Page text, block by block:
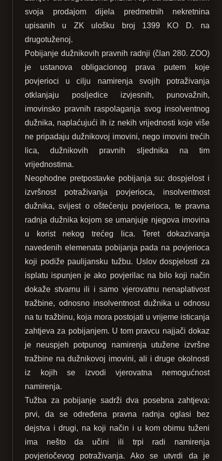
svoja prodajom dijela predmetnih nekretnina
upisanih u ZK ulošku broj 1399 KO D. na
drugotuženoj.
Pobijanje dužnikovih pravnih radnji (član 280. ZOO)
je ustanova obligacionog prava putem koje
povjerioci u cilju namirenja svojih potraživanja
otklanjaju posljedice izvjesnih, punovažnih,
imovinsko pravnih raspolaganja svog insolventnog
dužnika, naplaćujući ih iz nekih vrijednosti koje više
ne pripadaju dužnikovoj imovini, nego imovini trećih
lica, dužnikovih pravnih sljednika na tim
vrijednostima.
Neophodne pretpostavke pobijanja su: dospjelost i
izvršnost potraživanja povjerioca, insolventnost
dužnika, svijest o oštećenju povjerioca, te pravna
radnja dužnika kojom se umanjuje njegova imovina
u korist nekog trećeg lica. Teret dokazivanja
navedenih elemenata pobijanja pada na povjerioca
koji podiže paulijansku tužbu. Uslov dospjelosti za
isplatu ispunjen je ako povjerilac na bilo koji način
dokaže stvarnu ili i samo vjerovatnu nenaplativost
tražbine, odnosno insolventnost dužnika u odnosu
na tu tražbinu, koja mora postojati u vrijeme isticanja
zahtjeva za pobijanjem. U tom pravcu najjači dokaz
je neuspjeh potpunog namirenja utužene izvršne
tražbine na dužnikovoj imovini, ali i druge okolnosti
iz kojih se izvodi vjerovatna nemogućnost
namirenja.
Tužba za pobijanje sadrži dva posebna zahtjeva:
prvi, da se određena pravna radnja oglasi bez
dejstva i drugi, na koji način i u kom obimu tuženi
ima nešto da učini ili trpi radi namirenja
povjeriočevog potraživanja. Ako se utvrdi da je